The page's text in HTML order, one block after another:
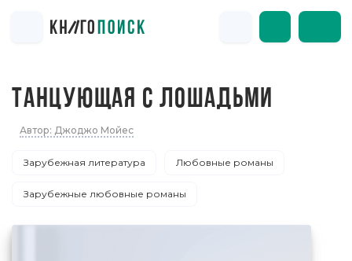
ТАНЦУЮЩАЯ С ЛОШАДЬМИ
Автор: Джоджо Мойес
Зарубежная литература Любовные романы
Зарубежные любовные романы